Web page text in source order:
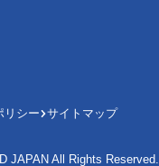
リシー サイトマップ
JAPAN All Rights Reserved.